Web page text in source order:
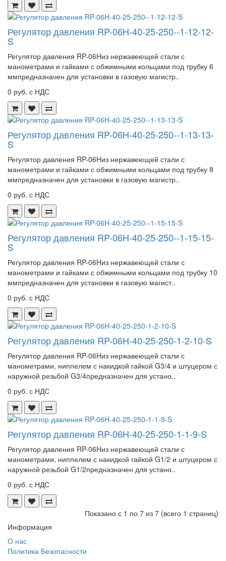
Регулятор давления RP-06H-40-25-250--1-12-12-
S
Регулятор давления RP-06Hиз нержавеющей стали с
манометрами и гайками с обжимными кольцами под трубку 6
ммпредназначен для установки в газовую магистр..
0 руб. с НДС
Регулятор давления RP-06H-40-25-250--1-13-13-
S
Регулятор давления RP-06Hиз нержавеющей стали с
манометрами и гайками с обжимными кольцами под трубку 8
ммпредназначен для установки в газовую магистр..
0 руб. с НДС
Регулятор давления RP-06H-40-25-250--1-15-15-
S
Регулятор давления RP-06Hиз нержавеющей стали с
манометрами и гайками с обжимными кольцами под трубку 10
ммпредназначен для установки в газовую магист..
0 руб. с НДС
Регулятор давления RP-06H-40-25-250-1-2-10-S
Регулятор давления RP-06Hиз нержавеющей стали с
манометрами, ниппелем с накидкой гайкой G3/4 и штуцером с
наружной резьбой G3/4предназначен для устано..
0 руб. с НДС
Регулятор давления RP-06H-40-25-250-1-1-9-S
Регулятор давления RP-06Hиз нержавеющей стали с
манометрами, ниппелем с накидкой гайкой G1/2 и штуцером с
наружной резьбой G1/2предназначен для устано..
0 руб. с НДС
Показано с 1 по 7 из 7 (всего 1 страниц)
Информация
О нас
Политика Безопасности